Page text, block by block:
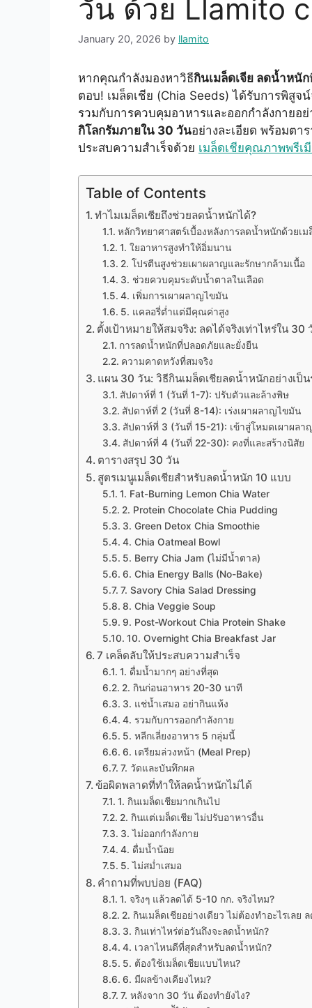
วัน ด้วย Llamito
January 20, 2026 by llamito
หากคุณกำลังมองหาวิธีกินเมล็ดเจีย ลดน้ำหนัก
ตอบ! เมล็ดเชีย (Chia Seeds) ได้รับการพิสู
รวมกับการควบคุมอาหารและออกกำลังกายอ
กิโลกรัมภายใน 30 วันอย่างละเอียด พร้อมตา
ประสบความสำเร็จด้วย เมล็ดเชียคุณภาพพรีเ
Table of Contents
ทำไมเมล็ดเชียถึงช่วยลดน้ำหนักได้?
หลักวิทยาศาสตร์เบื้องหลังการลดน้ำหนักด้วยเม
1. ใยอาหารสูงทำให้อิ่มนาน
2. โปรตีนสูงช่วยเผาผลาญและรักษากล้ามเนื้อ
3. ช่วยควบคุมระดับน้ำตาลในเลือด
4. เพิ่มการเผาผลาญไขมัน
5. แคลอรี่ต่ำแต่มีคุณค่าสูง
ตั้งเป้าหมายให้สมจริง: ลดได้จริงเท่าไหร่ใน 30
การลดน้ำหนักที่ปลอดภัยและยั่งยืน
ความคาดหวังที่สมจริง
แผน 30 วัน: วิธีกินเมล็ดเชียลดน้ำหนักอย่างเป็
สัปดาห์ที่ 1 (วันที่ 1-7): ปรับตัวและล้างพิษ
สัปดาห์ที่ 2 (วันที่ 8-14): เร่งเผาผลาญไขมัน
สัปดาห์ที่ 3 (วันที่ 15-21): เข้าสู่โหมดเผาผลา
สัปดาห์ที่ 4 (วันที่ 22-30): คงที่และสร้างนิสัย
ตารางสรุป 30 วัน
สูตรเมนูเมล็ดเชียสำหรับลดน้ำหนัก 10 แบบ
1. Fat-Burning Lemon Chia Water
2. Protein Chocolate Chia Pudding
3. Green Detox Chia Smoothie
4. Chia Oatmeal Bowl
5. Berry Chia Jam (ไม่มีน้ำตาล)
6. Chia Energy Balls (No-Bake)
7. Savory Chia Salad Dressing
8. Chia Veggie Soup
9. Post-Workout Chia Protein Shake
10. Overnight Chia Breakfast Jar
7 เคล็ดลับให้ประสบความสำเร็จ
1. ดื่มน้ำมากๆ อย่างที่สุด
2. กินก่อนอาหาร 20-30 นาที
3. แช่น้ำเสมอ อย่ากินแห้ง
4. รวมกับการออกกำลังกาย
5. หลีกเลี่ยงอาหาร 5 กลุ่มนี้
6. เตรียมล่วงหน้า (Meal Prep)
7. วัดและบันทึกผล
ข้อผิดพลาดที่ทำให้ลดน้ำหนักไม่ได้
1. กินเมล็ดเชียมากเกินไป
2. กินแต่เมล็ดเชีย ไม่ปรับอาหารอื่น
3. ไม่ออกกำลังกาย
4. ดื่มน้ำน้อย
5. ไม่สม่ำเสมอ
คำถามที่พบบ่อย (FAQ)
1. จริงๆ แล้วลดได้ 5-10 กก. จริงไหม?
2. กินเมล็ดเชียอย่างเดียว ไม่ต้องทำอะไรเลย
3. กินเท่าไหร่ต่อวันถึงจะลดน้ำหนัก?
4. เวลาไหนดีที่สุดสำหรับลดน้ำหนัก?
5. ต้องใช้เมล็ดเชียแบบไหน?
6. มีผลข้างเคียงไหม?
7. หลังจาก 30 วัน ต้องทำยังไง?